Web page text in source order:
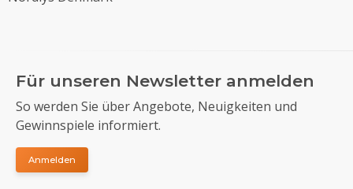
Für unseren Newsletter anmelden
So werden Sie über Angebote, Neuigkeiten und
Gewinnspiele informiert.
Anmelden